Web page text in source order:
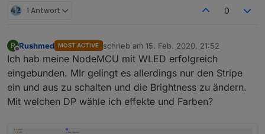
1 Antwort 0
R
Offline
Rushmed MOST ACTIVE schrieb am 15. Feb. 2020, 21:52
zuletzt editiert von
Ich hab meine NodeMCU mit WLED erfolgreich
eingebunden. MIr gelingt es allerdings nur den Stripe
ein und aus zu schalten und die Brightness zu ändern.
Mit welchen DP wähle ich effekte und Farben?